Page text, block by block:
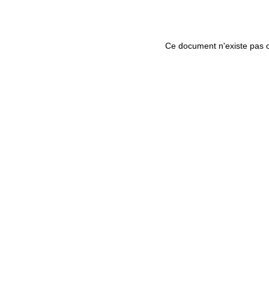
Ce document n'existe pas